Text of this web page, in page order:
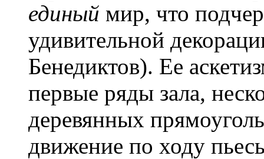
единый мир, что
удивительной
Бенедиктов). Ее
первые ряды зала,
деревянных
движение по ходу